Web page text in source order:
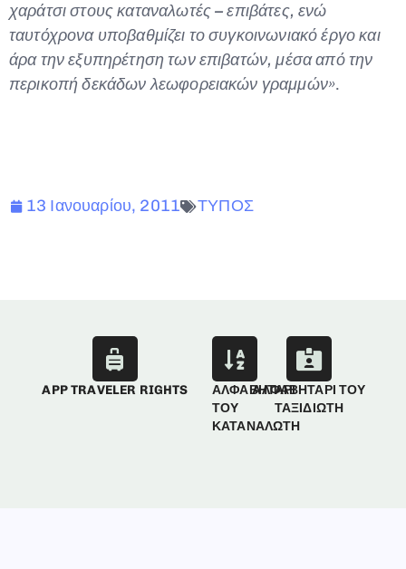
χαράτσι στους καταναλωτές – επιβάτες, ενώ
ταυτόχρονα υποβαθμίζει το συγκοινωνιακό έργο και
άρα την εξυπηρέτηση των επιβατών, μέσα από την
περικοπή δεκάδων λεωφορειακών γραμμών».
13 Ιανουαρίου, 2011 ΤΥΠΟΣ
APP TRAVELER RIGHTS
ΑΛΦΑΒΗΤΑΡΙ
ΤΟΥ
ΚΑΤΑΝΑΛΩΤΗ
ΑΛΦΑΒΗΤΑΡΙ ΤΟΥ
ΤΑΞΙΔΙΩΤΗ